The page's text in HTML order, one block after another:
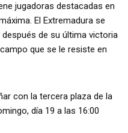
jugadoras destacadas en
El Extremadura se
de su última victoria
que se le resiste en
con la tercera plaza de la
día 19 a las 16:00